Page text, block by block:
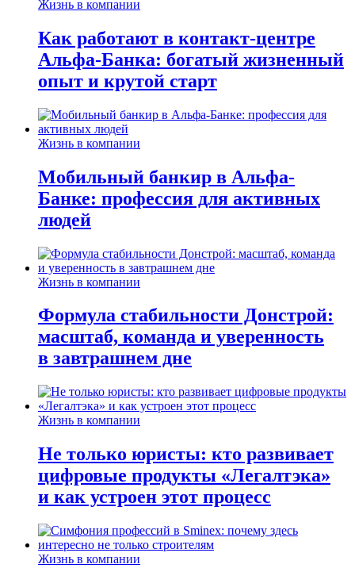
Жизнь в компании
Как работают в контакт-центре
Альфа-Банка: богатый жизненный
опыт и крутой старт
Жизнь в компании
Мобильный банкир в Альфа-
Банке: профессия для активных
людей
Жизнь в компании
Формула стабильности Донстрой:
масштаб, команда и уверенность
в завтрашнем дне
Жизнь в компании
Не только юристы: кто развивает
цифровые продукты «Легалтэка»
и как устроен этот процесс
Жизнь в компании